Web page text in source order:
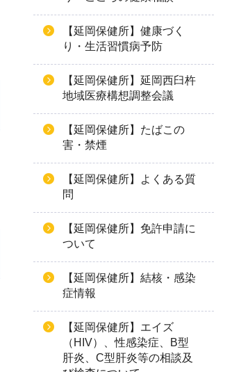
【延岡保健所】健康づく
り・生活習慣病予防
【延岡保健所】延岡西臼杵
地域医療構想調整会議
【延岡保健所】たばこの
害・禁煙
【延岡保健所】よくある質
問
【延岡保健所】免許申請に
ついて
【延岡保健所】結核・感染
症情報
【延岡保健所】エイズ
（HIV）、性感染症、B型
肝炎、C型肝炎等の相談及